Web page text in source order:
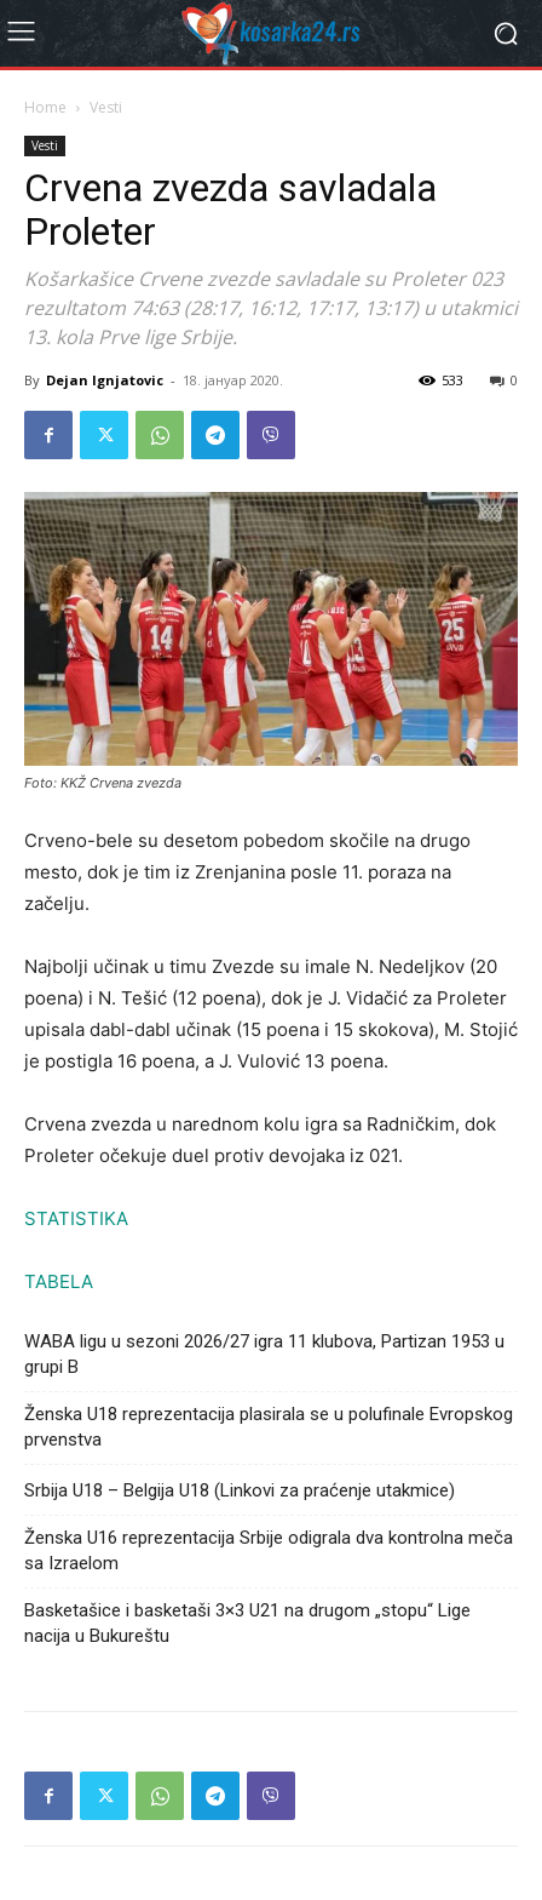
Home Vesti
Vesti
Crvena zvezda savladala
Proleter
Košarkašice Crvene zvezde savladale su Proleter 023
rezultatom 74:63 (28:17, 16:12, 17:17, 13:17) u utakmici
13. kola Prve lige Srbije.
By Dejan Ignjatovic - 18. јануар 2020. 0
533
Foto: KKŽ Crvena zvezda
Crveno-bele su desetom pobedom skočile na drugo
mesto, dok je tim iz Zrenjanina posle 11. poraza na
začelju.
Najbolji učinak u timu Zvezde su imale N. Nedeljkov (20
poena) i N. Tešić (12 poena), dok je J. Vidačić za Proleter
upisala dabl-dabl učinak (15 poena i 15 skokova), M. Stojić
je postigla 16 poena, a J. Vulović 13 poena.
Crvena zvezda u narednom kolu igra sa Radničkim, dok
Proleter očekuje duel protiv devojaka iz 021.
STATISTIKA
TABELA
WABA ligu u sezoni 2026/27 igra 11 klubova, Partizan 1953 u
grupi B
Ženska U18 reprezentacija plasirala se u polufinale Evropskog
prvenstva
Srbija U18 – Belgija U18 (Linkovi za praćenje utakmice)
Ženska U16 reprezentacija Srbije odigrala dva kontrolna meča
sa Izraelom
Basketašice i basketaši 3×3 U21 na drugom „stopu“ Lige
nacija u Bukureštu